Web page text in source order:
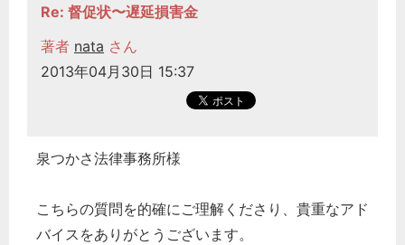
Re: 督促状〜遅延損害金
著者 nata さん
2013年04月30日 15:37
泉つかさ法律事務所様
こちらの質問を的確にご理解くださり、貴重なアド
バイスをありがとうございます。